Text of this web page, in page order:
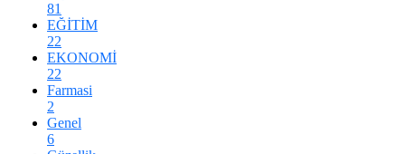
81
EĞİTİM
22
EKONOMİ
22
Farmasi
2
Genel
6